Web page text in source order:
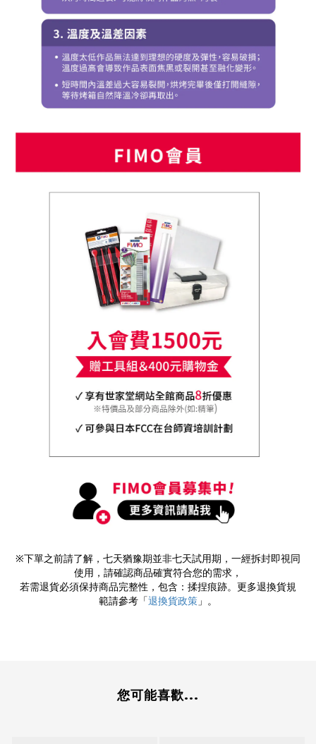
※下單之前請了解，七天猶豫期並非七天試用期，一經拆封即視同
使用，請確認商品確實符合您的需求，
若需退貨必須保持商品完整性，包含：揉捏痕跡。更多退換貨規
範請參考「退換貨政策 」。
您可能喜歡...